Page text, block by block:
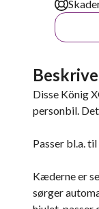
Disse König
personbil.
Passer bl.a.
Kæderne er
sørger